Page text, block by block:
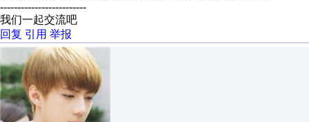
-------------------------
我们一起交流吧
回复 引用 举报